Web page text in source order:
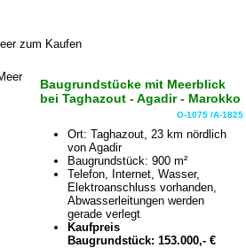
Baugrundstücke mit Meerblick
bei Taghazout - Agadir - Marokko
Ort: Taghazout, 23 km nördlich
von Agadir
Baugrundstück: 900 m²
Telefon, Internet, Wasser,
Elektroanschluss vorhanden,
Abwasserleitungen werden
gerade verlegt
Kaufpreis
Baugrundstück: 153.000,- €
O-1075 /A-1825